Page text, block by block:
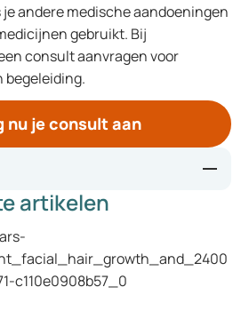
andere medische aandoeningen
gebruikt. Bij
consult aanvragen voor
begeleiding.
nu je consult aan
pmc/articles/PMC7463562/
health/What-Does-
artikelen